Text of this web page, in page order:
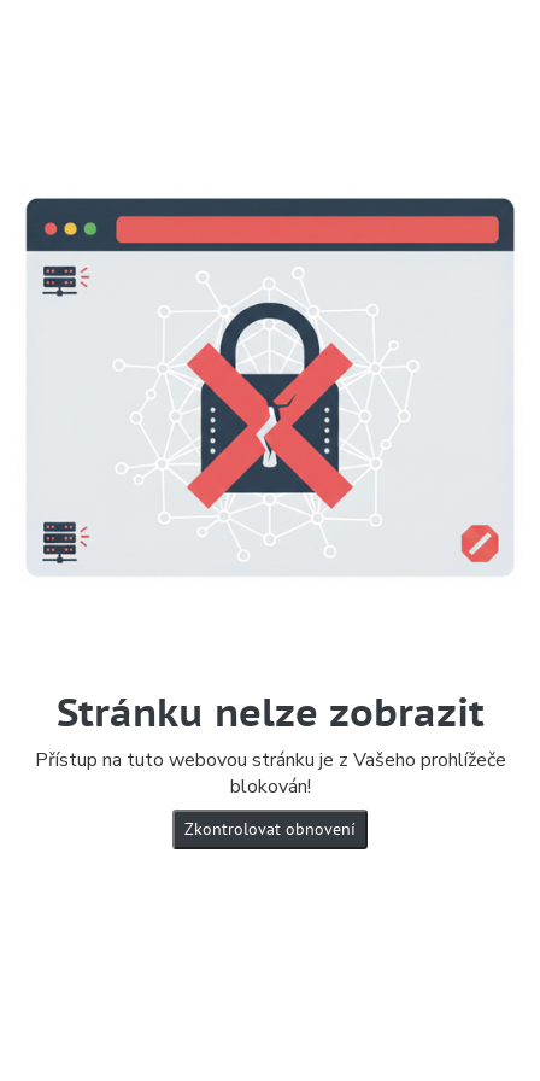
Stránku nelze zobrazit
Přístup na tuto webovou stránku je z Vašeho prohlížeče
blokován!
Zkontrolovat obnovení